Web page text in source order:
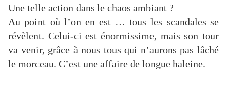
Une telle action dans le chaos ambiant ?
Au point où l’on en est … tous les scandales se
révèlent. Celui-ci est énormissime, mais son tour
va venir, grâce à nous tous qui n’aurons pas lâché
le morceau. C’est une affaire de longue haleine.